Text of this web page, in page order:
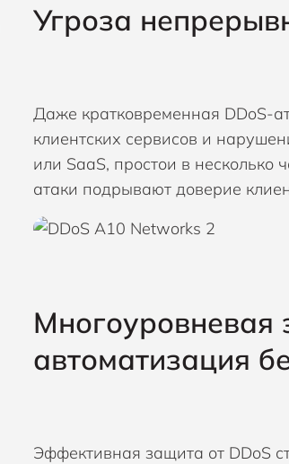
Угроза
Даже кратковременная DDoS-
клиентских сервисов и
или SaaS, простои в несколько
атаки подрывают доверие
Многоуровневая
автоматизация
Эффективная защита от DDoS